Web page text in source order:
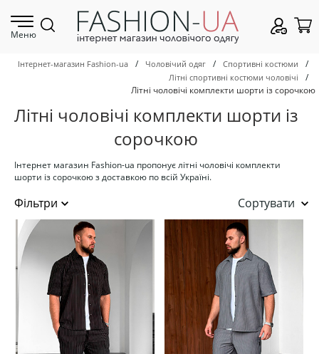
Меню
Інтернет-магазин Fashion-ua / Чоловічий одяг / Спортивні костюми /
Літні спортивні костюми чоловічі
/
Літні чоловічі комплекти шорти із сорочкою
Літні чоловічі комплекти шорти із
сорочкою
Інтернет магазин Fashion-ua пропонує літні чоловічі комплекти
шорти із сорочкою з доставкою по всій Україні.
Сортувати